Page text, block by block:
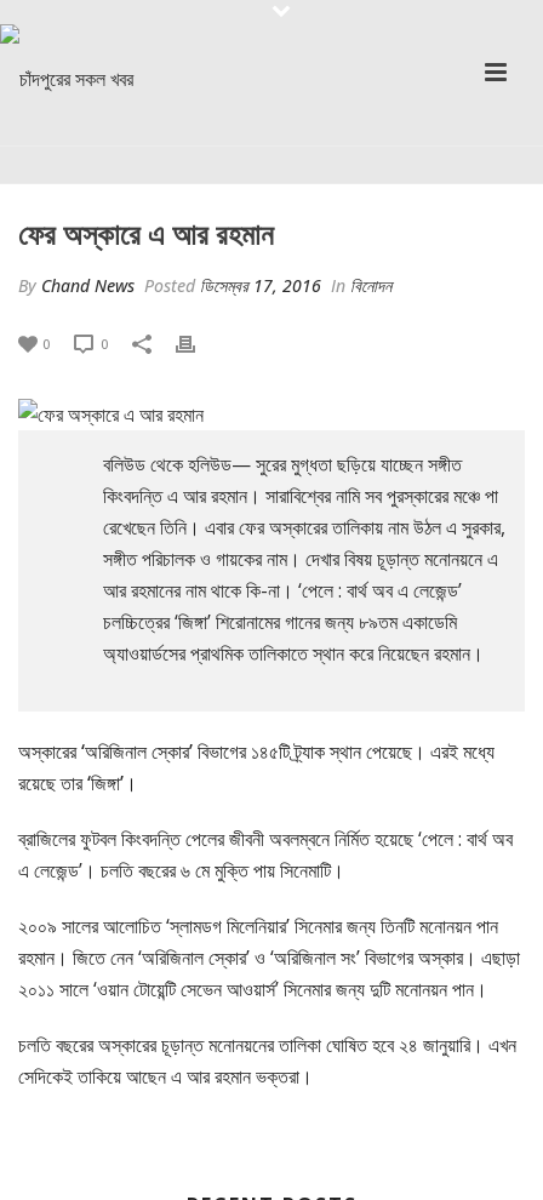
ফের অস্কারে এ আর রহমান
By Chand News Posted ডিসেম্বর 17, 2016 In বিনোদন
0 0
বলিউড থেকে হলিউড— সুরের মুগ্ধতা ছড়িয়ে যাচ্ছেন সঙ্গীত
কিংবদন্তি এ আর রহমান। সারাবিশ্বের নামি সব পুরস্কারের মঞ্চে পা
রেখেছেন তিনি। এবার ফের অস্কারের তালিকায় নাম উঠল এ সুরকার,
সঙ্গীত পরিচালক ও গায়কের নাম। দেখার বিষয় চূড়ান্ত মনোনয়নে এ
আর রহমানের নাম থাকে কি-না। ‘পেলে : বার্থ অব এ লেজেন্ড’
চলচ্চিত্রের ‘জিঙ্গা’ শিরোনামের গানের জন্য ৮৯তম একাডেমি
অ্যাওয়ার্ডসের প্রাথমিক তালিকাতে স্থান করে নিয়েছেন রহমান।
অস্কারের ‘অরিজিনাল স্কোর’ বিভাগের ১৪৫টি ট্র্যাক স্থান পেয়েছে। এরই মধ্যে
রয়েছে তার ‘জিঙ্গা’।
ব্রাজিলের ফুটবল কিংবদন্তি পেলের জীবনী অবলম্বনে নির্মিত হয়েছে ‘পেলে : বার্থ অব
এ লেজেন্ড’। চলতি বছরের ৬ মে মুক্তি পায় সিনেমাটি।
২০০৯ সালের আলোচিত ‘স্লামডগ মিলেনিয়ার’ সিনেমার জন্য তিনটি মনোনয়ন পান
রহমান। জিতে নেন ‘অরিজিনাল স্কোর’ ও ‘অরিজিনাল সং’ বিভাগের অস্কার। এছাড়া
২০১১ সালে ‘ওয়ান টোয়েন্টি সেভেন আওয়ার্স’ সিনেমার জন্য দুটি মনোনয়ন পান।
চলতি বছরের অস্কারের চূড়ান্ত মনোনয়নের তালিকা ঘোষিত হবে ২৪ জানুয়ারি। এখন
সেদিকেই তাকিয়ে আছেন এ আর রহমান ভক্তরা।